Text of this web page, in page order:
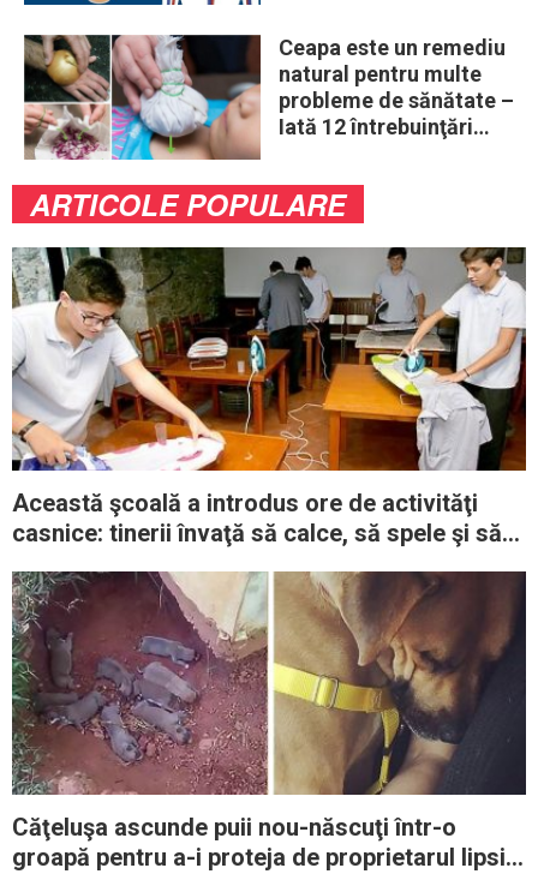
Ceapa este un remediu
natural pentru multe
probleme de sănătate –
Iată 12 întrebuinţări
ARTICOLE POPULARE
Această şcoală a introdus ore de activităţi
casnice: tinerii învaţă să calce, să spele şi să
Căţeluşa ascunde puii nou-născuţi într-o
groapă pentru a-i proteja de proprietarul lipsit